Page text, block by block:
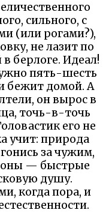
сильного, с
(или рогами?),
не лазит по
берлоге. Идеал!
пять-шесть
бежит домой. А
он вырос в
точь-в-точь
его не
учит: природа
за чужим,
— быстрые
душу.
когда пора, и